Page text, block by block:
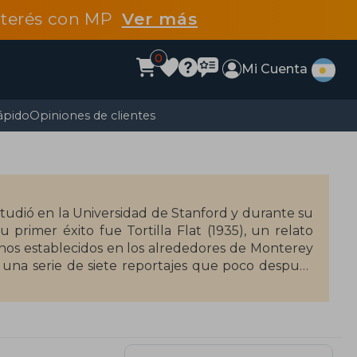
con MP Ver más
0
Mi Cuenta
Opiniones de clientes
en la Universidad de Stanford y durante su
primer éxito fue Tortilla Flat (1935), un relato
establecidos en los alrededores de Monterey
serie de siete reportajes que poco después
su obra más famosa: Las uvas de la ira
de una familia procedente del empobrecido
económica de los años treinta; esta obra,
fue adaptada al cine por John Ford en 1940.
De ratones y hombres (1936), La Perla (1947) y